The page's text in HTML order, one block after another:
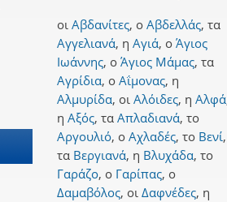
οι Αβδανίτες, ο Αβδελλάς, τα
Αγγελιανά, η Αγιά, ο Άγιος
Ιωάννης, ο Άγιος Μάμας, τα
Αγρίδια, ο Αΐμονας, η
Αλμυρίδα, οι Αλόιδες, η Αλφά
η Αξός, τα Απλαδιανά, το
Αργουλιό, ο Αχλαδές, το Βενί,
τα Βεργιανά, η Βλυχάδα, το
Γαράζο, ο Γαρίπας, ο
Δαμαβόλος, οι Δαφνέδες, η